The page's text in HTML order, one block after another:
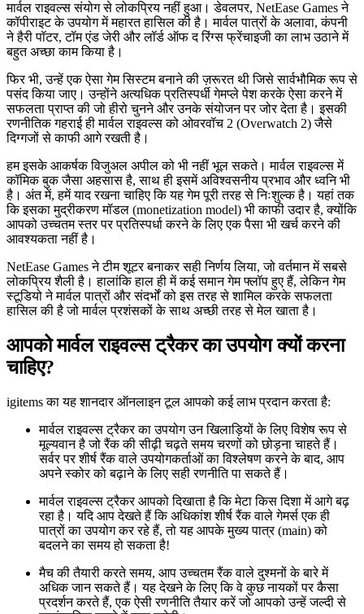
मार्वल राइवल्स संयोग से लोकप्रिय नहीं हुआ। डेवलपर, NetEase Games ने
कॉपीराइट के उपयोग में महारत हासिल की है। मार्वल पात्रों के अलावा, कंपनी
ने हैरी पॉटर, टॉम एंड जेरी और लॉर्ड ऑफ द रिंग्स फ्रेंचाइजी का लाभ उठाने में
बहुत अच्छा काम किया है।
फिर भी, उन्हें एक ऐसा गेम सिस्टम बनाने की ज़रूरत थी जिसे सार्वभौमिक रूप से
पसंद किया जाए। उन्होंने अत्यधिक प्रतिस्पर्धी गेमप्ले पेश करके ऐसा करने में
सफलता प्राप्त की जो हीरो चुनने और उनके संयोजन पर जोर देता है। इसकी
रणनीतिक गहराई ही मार्वल राइवल्स को ओवरवॉच 2 (Overwatch 2) जैसे
दिग्गजों से काफी आगे रखती है।
हम इसके आकर्षक विजुअल अपील को भी नहीं भूल सकते। मार्वल राइवल्स में
कॉमिक बुक जैसा अहसास है, साथ ही इसमें अविश्वसनीय प्रभाव और ध्वनि भी
है। अंत में, हमें याद रखना चाहिए कि यह गेम पूरी तरह से निःशुल्क है। यहां तक
कि इसका मुद्रीकरण मॉडल (monetization model) भी काफी उदार है, क्योंकि
आपको उच्चतम स्तर पर प्रतिस्पर्धा करने के लिए एक पैसा भी खर्च करने की
आवश्यकता नहीं है।
NetEase Games ने टीम शूटर बनाकर सही निर्णय लिया, जो वर्तमान में सबसे
लोकप्रिय शैली है। हालांकि हाल ही में कई समान गेम फ्लॉप हुए हैं, लेकिन गेम
स्टूडियो ने मार्वल पात्रों और संदर्भों को इस तरह से शामिल करके सफलता
हासिल की है जो मार्वल प्रशंसकों के साथ अच्छी तरह से मेल खाता है।
आपको मार्वल राइवल्स ट्रैकर का उपयोग क्यों करना
चाहिए?
igitems का यह शानदार ऑनलाइन टूल आपको कई लाभ प्रदान करता है:
मार्वल राइवल्स ट्रैकर का उपयोग उन खिलाड़ियों के लिए विशेष रूप से
मूल्यवान है जो रैंक की सीढ़ी चढ़ते समय चरणों को छोड़ना चाहते हैं।
सर्वर पर शीर्ष रैंक वाले उपयोगकर्ताओं का विश्लेषण करने के बाद, आप
अपने स्कोर को बढ़ाने के लिए सही रणनीति पा सकते हैं।
मार्वल राइवल्स ट्रैकर आपको दिखाता है कि मेटा किस दिशा में आगे बढ़
रहा है। यदि आप देखते हैं कि अधिकांश शीर्ष रैंक वाले गेमर्स एक ही
पात्रों का उपयोग कर रहे हैं, तो यह आपके मुख्य पात्र (main) को
बदलने का समय हो सकता है!
मैच की तैयारी करते समय, आप उच्चतम रैंक वाले दुश्मनों के बारे में
अधिक जान सकते हैं। यह देखने के लिए कि वे कुछ नायकों पर कैसा
प्रदर्शन करते हैं, एक ऐसी रणनीति तैयार करें जो आपको उन्हें जल्दी से